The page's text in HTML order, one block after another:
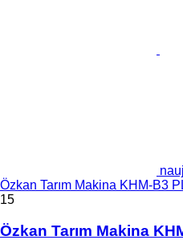
Özkan Tarım Makina KHM-B3
15
Özkan Tarım Makina